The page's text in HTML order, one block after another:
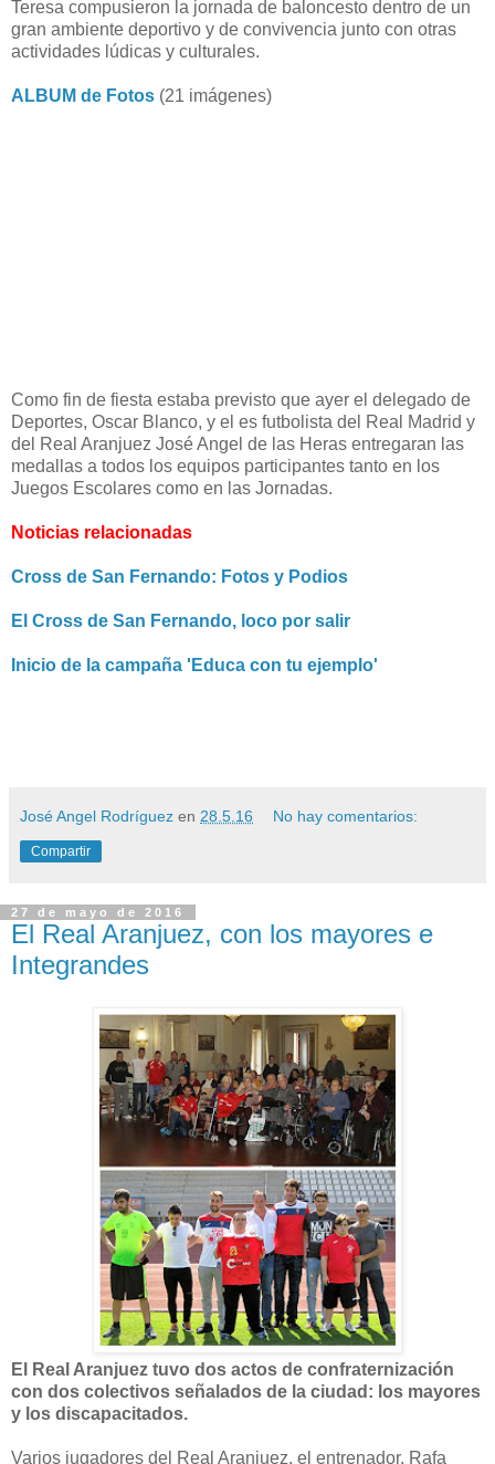
Teresa compusieron la jornada de baloncesto dentro de un
gran ambiente deportivo y de convivencia junto con otras
actividades lúdicas y culturales.
ALBUM de Fotos (21 imágenes)
Como fin de fiesta estaba previsto que ayer el delegado de
Deportes, Oscar Blanco, y el es futbolista del Real Madrid y
del Real Aranjuez José Angel de las Heras entregaran las
medallas a todos los equipos participantes tanto en los
Juegos Escolares como en las Jornadas.
Noticias relacionadas
Cross de San Fernando: Fotos y Podios
El Cross de San Fernando, loco por salir
Inicio de la campaña 'Educa con tu ejemplo'
José Angel Rodríguez en 28.5.16 No hay comentarios:
Compartir
27 de mayo de 2016
El Real Aranjuez, con los mayores e
Integrandes
El Real Aranjuez tuvo dos actos de confraternización
con dos colectivos señalados de la ciudad: los mayores
y los discapacitados.
Varios jugadores del Real Aranjuez, el entrenador, Rafa